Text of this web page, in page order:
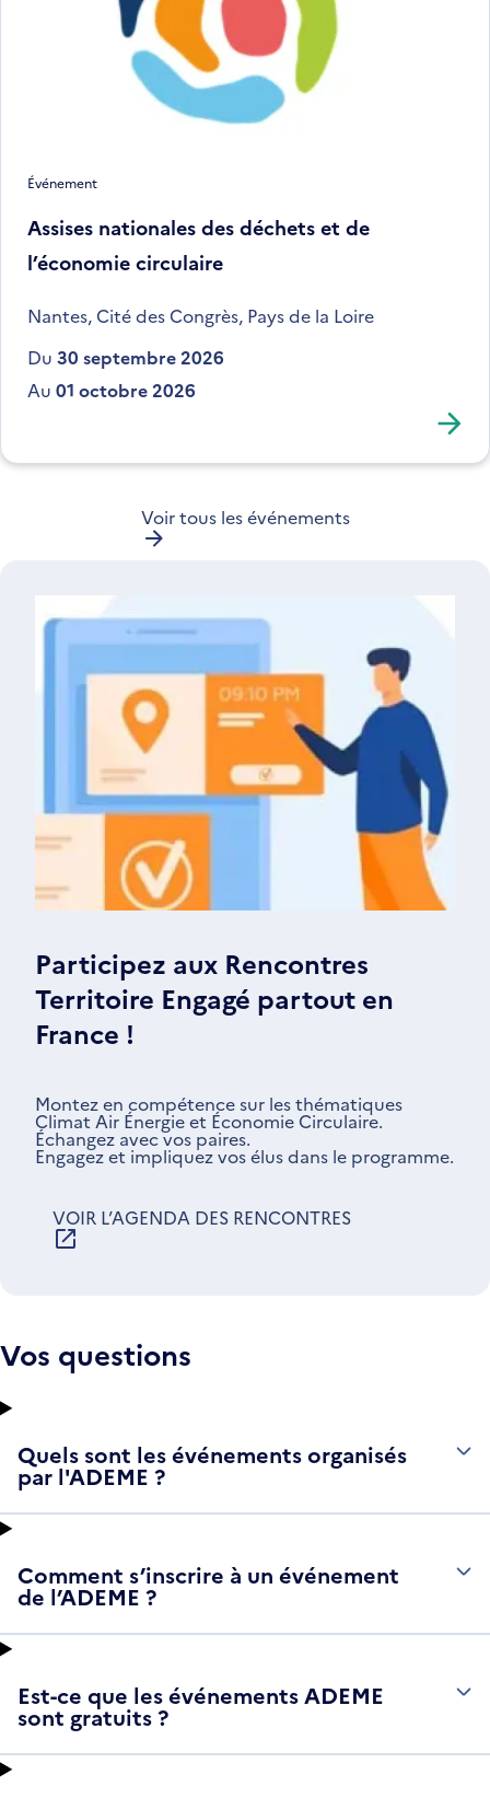
Événement
Assises nationales des déchets et de
l’économie circulaire
Nantes, Cité des Congrès, Pays de la Loire
Du 30 septembre 2026
Au 01 octobre 2026
Voir tous les événements
Participez aux Rencontres
Territoire Engagé partout en
France !
Montez en compétence sur les thématiques
Climat Air Énergie et Économie Circulaire.
Échangez avec vos paires.
Engagez et impliquez vos élus dans le programme.
VOIR L’AGENDA DES RENCONTRES
Vos questions
Quels sont les événements organisés
par l'ADEME ?
Comment s’inscrire à un événement
de l’ADEME ?
Est-ce que les événements ADEME
sont gratuits ?